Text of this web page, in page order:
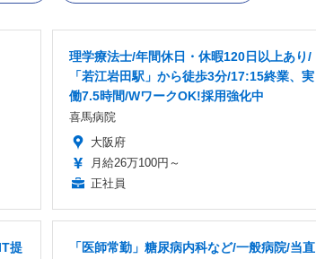
理学療法士/年間休日・休暇120日以上あり/
「若江岩田駅」から徒歩3分/17:15終業、実
働7.5時間/WワークOK!採用強化中
喜馬病院
大阪府
月給26万100円～
正社員
提
「医師常勤」糖尿病内科など/一般病院/当直